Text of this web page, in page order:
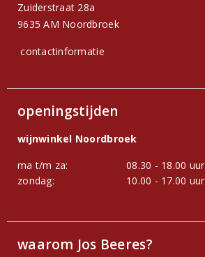
Zuiderstraat 28a
9635 AM Noordbroek
contactinformatie
openingstijden
wijnwinkel Noordbroek
ma t/m za:
08.30 - 18.00 uur
zondag:
10.00 - 17.00 uur
waarom Jos Beeres?